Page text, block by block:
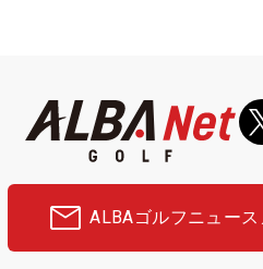
ALBAゴルフニュース